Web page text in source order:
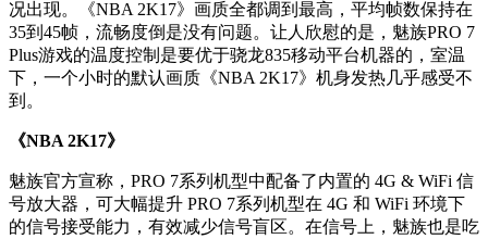
况出现。《NBA 2K17》画质全都调到最高，平均帧数保持在
35到45帧，流畅度倒是没有问题。让人欣慰的是，魅族PRO 7
Plus游戏的温度控制是要优于骁龙835移动平台机器的，室温
下，一个小时的默认画质《NBA 2K17》机身发热几乎感受不
到。
《NBA 2K17》
魅族官方宣称，PRO 7系列机型中配备了内置的 4G & WiFi 信
号放大器，可大幅提升 PRO 7系列机型在 4G 和 WiFi 环境下
的信号接受能力，有效减少信号盲区。在信号上，魅族也是吃